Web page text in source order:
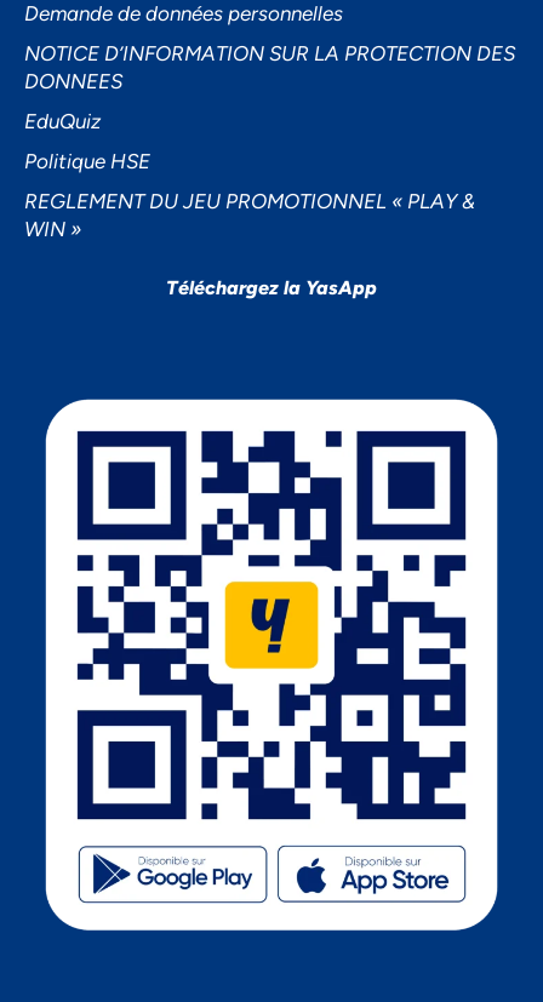
Demande de données personnelles
NOTICE D’INFORMATION SUR LA PROTECTION DES
DONNEES
EduQuiz
Politique HSE
REGLEMENT DU JEU PROMOTIONNEL « PLAY &
WIN »
Téléchargez la YasApp